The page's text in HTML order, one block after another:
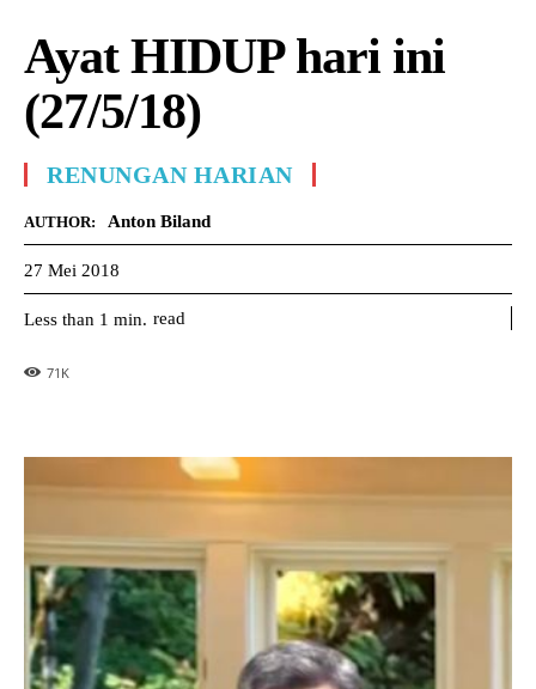
Ayat HIDUP hari ini
(27/5/18)
RENUNGAN HARIAN
AUTHOR: Anton Biland
27 Mei 2018
Less than 1 min. read
71 K